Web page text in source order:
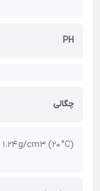
PH
چگالی
1.24 g/cm3 (20 °C)